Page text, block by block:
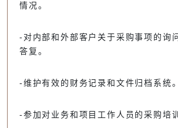
情况。
-对内部和外部客户关于采购事项的询
答复。
-维护有效的财务记录和文件归档系统。
-参加对业务和项目工作人员的采购培